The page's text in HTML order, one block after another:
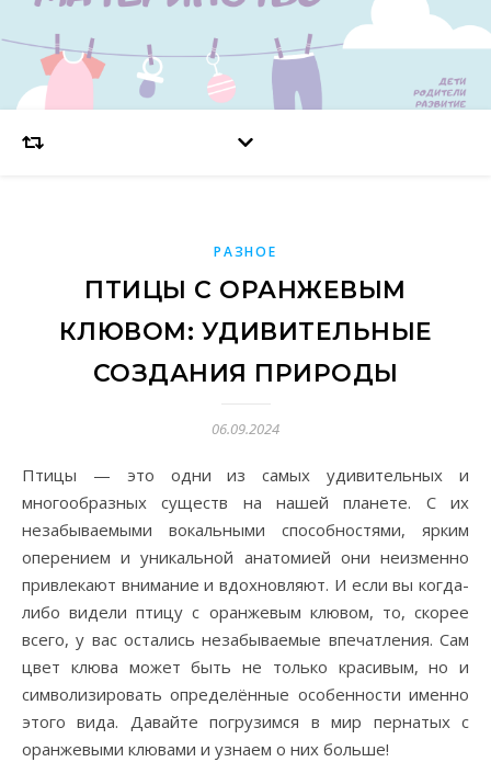
РАЗНОЕ
ПТИЦЫ С ОРАНЖЕВЫМ
КЛЮВОМ: УДИВИТЕЛЬНЫЕ
СОЗДАНИЯ ПРИРОДЫ
06.09.2024
Птицы — это одни из самых удивительных и
многообразных существ на нашей планете. С их
незабываемыми вокальными способностями, ярким
оперением и уникальной анатомией они неизменно
привлекают внимание и вдохновляют. И если вы когда-
либо видели птицу с оранжевым клювом, то, скорее
всего, у вас остались незабываемые впечатления. Сам
цвет клюва может быть не только красивым, но и
символизировать определённые особенности именно
этого вида. Давайте погрузимся в мир пернатых с
оранжевыми клювами и узнаем о них больше!